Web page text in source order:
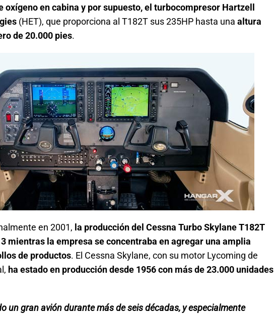
oxígeno en cabina y por supuesto, el turbocompresor Hartzell
(HET), que proporciona al T182T sus 235HP hasta una altura
de 20.000 pies.
en 2001, la producción del Cessna Turbo Skylane T182T
mientras la empresa se concentraba en agregar una amplia
de productos. El Cessna Skylane, con su motor Lycoming de
ha estado en producción desde 1956 con más de 23.000 unidades
un gran avión durante más de seis décadas, y especialmente